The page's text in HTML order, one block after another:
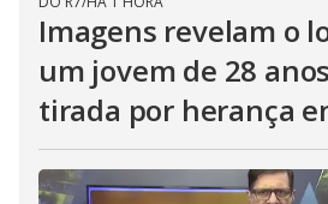
Imagens revelam o
um jovem de 28
tirada por herança